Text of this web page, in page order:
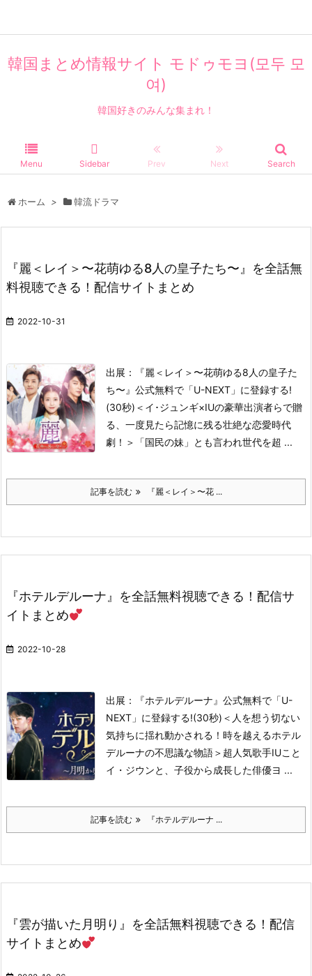
韓国まとめ情報サイト モドゥモヨ(모두 모
여)
韓国好きのみんな集まれ！
Menu Sidebar Prev Next Search
ホーム > 韓流ドラマ
『麗＜レイ＞〜花萌ゆる8人の皇子たち〜』を全話無
料視聴できる！配信サイトまとめ
2022-10-31
出展：『麗＜レイ＞〜花萌ゆる8人の皇子た
ち〜』公式無料で「U-NEXT」に登録する!
(30秒) ＜イ･ジュンギ×IUの豪華出演者らで贈
る、一度見たら記憶に残る壮絶な恋愛時代
劇！＞
「国民の妹」とも言われ世代を超 ...
記事を読む 『麗＜レイ＞〜花 ...
『ホテルデルーナ』を全話無料視聴できる！配信サ
イトまとめ
2022-10-28
出展：『ホテルデルーナ』公式無料で「U-
NEXT」に登録する!(30秒) ＜人を想う切ない
気持ちに揺れ動かされる！時を越えるホテル
デルーナの不思議な物語＞ 超人気歌手IUこと
イ・ジウンと、子役から成長した俳優ヨ ...
記事を読む 『ホテルデルーナ ...
『雲が描いた月明り』を全話無料視聴できる！配信
サイトまとめ